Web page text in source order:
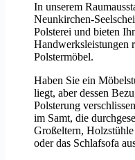
In unserem
Neunkirchen-
Polsterei und bieten
Handwerksleistungen
Polstermöbel.
Haben Sie ein
liegt, aber dessen
Polsterung
im Samt, die
Großeltern,
oder das Schlafsofa